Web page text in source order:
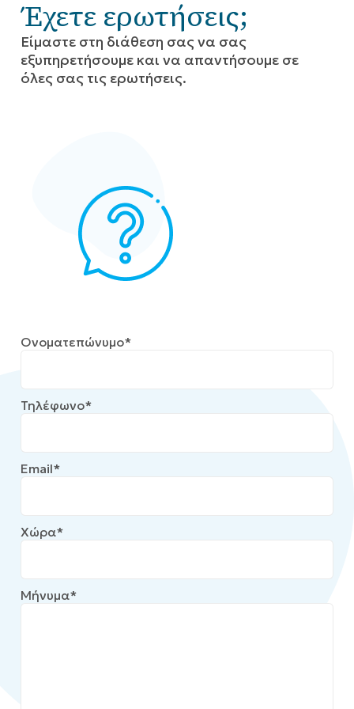
Έχετε ερωτήσεις;
Eίμαστε στη διάθεση σας να σας
εξυπηρετήσουμε και να απαντήσουμε σε
όλες σας τις ερωτήσεις.
Ονοματεπώνυμο*
Τηλέφωνο*
Email*
Χώρα*
Μήνυμα*